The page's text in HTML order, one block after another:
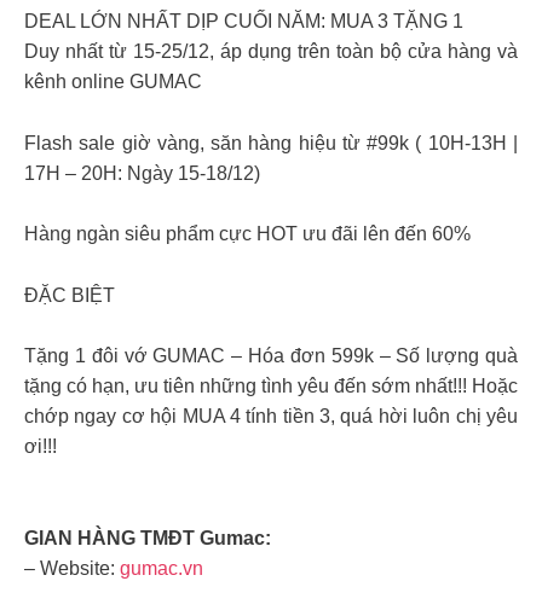
DEAL LỚN NHẤT DỊP CUỐI NĂM: MUA 3 TẶNG 1
Duy nhất từ 15-25/12, áp dụng trên toàn bộ cửa hàng và
kênh online GUMAC
Flash sale giờ vàng, săn hàng hiệu từ #99k ( 10H-13H |
17H – 20H: Ngày 15-18/12)
Hàng ngàn siêu phẩm cực HOT ưu đãi lên đến 60%
ĐẶC BIỆT
Tặng 1 đôi vớ GUMAC – Hóa đơn 599k – Số lượng quà
tặng có hạn, ưu tiên những tình yêu đến sớm nhất!!! Hoặc
chớp ngay cơ hội MUA 4 tính tiền 3, quá hời luôn chị yêu
ơi!!!
GIAN HÀNG TMĐT Gumac:
– Website: gumac.vn